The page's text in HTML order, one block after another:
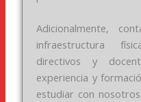
Adicionalmente,
infraestructura
directivos y
experiencia y
estudiar con nosotros.